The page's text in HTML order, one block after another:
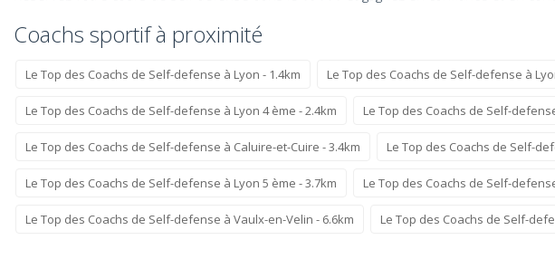
Coachs sportif à proximité
Le Top des Coachs de Self-defense à Lyon - 1.4km Le Top des Coachs de Self-defense à
Le Top des Coachs de Self-defense à Lyon 4 ème - 2.4km Le Top des Coachs de Self-
Le Top des Coachs de Self-defense à Caluire-et-Cuire - 3.4km Le Top des Coachs de Self-
Le Top des Coachs de Self-defense à Lyon 5 ème - 3.7km Le Top des Coachs de Self-
Le Top des Coachs de Self-defense à Vaulx-en-Velin - 6.6km Le Top des Coachs de Self-